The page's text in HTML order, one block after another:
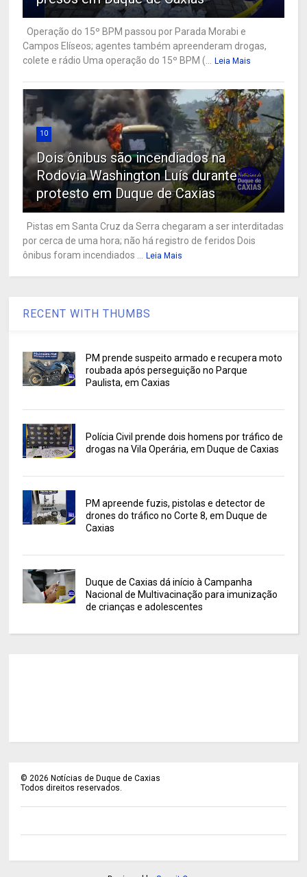
Operação do 15º BPM passou por Parada Morabi e
Campos Elíseos; agentes também apreenderam drogas,
colete e rádio Uma operação do 15º BPM (...
Leia Mais
10
Dois ônibus são incendiados na
Rodovia Washington Luís durante
protesto em Duque de Caxias
Pistas em Santa Cruz da Serra chegaram a ser interditadas
por cerca de uma hora; não há registro de feridos Dois
ônibus foram incendiados ...
Leia Mais
RECENT WITH THUMBS
PM prende suspeito armado e recupera moto
roubada após perseguição no Parque
Paulista, em Caxias
Polícia Civil prende dois homens por tráfico de
drogas na Vila Operária, em Duque de Caxias
PM apreende fuzis, pistolas e detector de
drones do tráfico no Corte 8, em Duque de
Caxias
Duque de Caxias dá início à Campanha
Nacional de Multivacinação para imunização
de crianças e adolescentes
©2026 Notícias de Duque de Caxias
Todos direitos reservados.